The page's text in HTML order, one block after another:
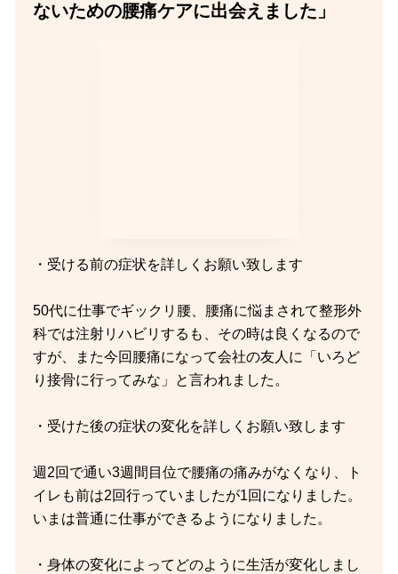
ないための腰痛ケアに出会えました」
・受ける前の症状を詳しくお願い致します
50代に仕事でギックリ腰、腰痛に悩まされて整形外
科では注射リハビリするも、その時は良くなるので
すが、また今回腰痛になって会社の友人に「いろど
り接骨に行ってみな」と言われました。
・受けた後の症状の変化を詳しくお願い致します
週2回で通い3週間目位で腰痛の痛みがなくなり、ト
イレも前は2回行っていましたが1回になりました。
いまは普通に仕事ができるようになりました。
・身体の変化によってどのように生活が変化しまし